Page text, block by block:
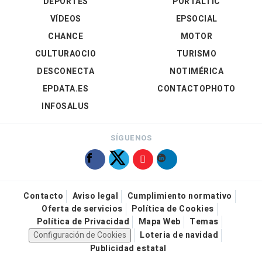
VÍDEOS
EPSOCIAL
CHANCE
CULTURAOCIO
DESCONECTA
EPDATA.ES
INFOSALUS
MOTOR
TURISMO
NOTIMÉRICA
CONTACTOPHOTO
SÍGUENOS
Contacto Aviso legal
Cumplimiento normativo
Oferta de servicios
Política de Cookies
Política de Privacidad
Mapa Web
Temas
Configuración de Cookies
Loteria de navidad
Publicidad estatal